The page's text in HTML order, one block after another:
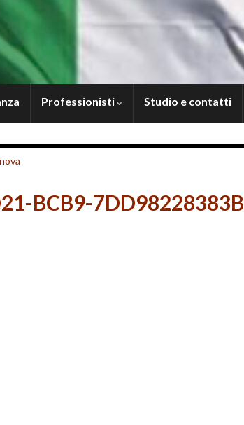
Professionisti Studio e contatti
BCB9-7DD98228383B